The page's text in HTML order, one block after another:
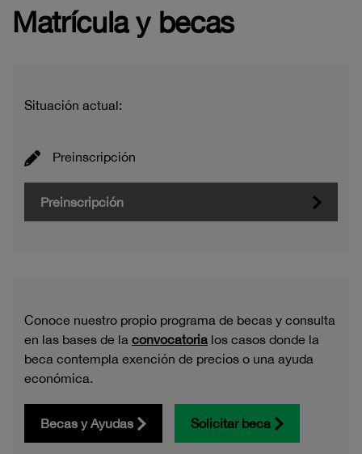
Matrícula y becas
Situación actual:
Preinscripción
Preinscripción
Conoce nuestro propio programa de becas y consulta
en las bases de la convocatoria los casos donde la
beca contempla exención de precios o una ayuda
económica.
Becas y Ayudas Solicitar beca